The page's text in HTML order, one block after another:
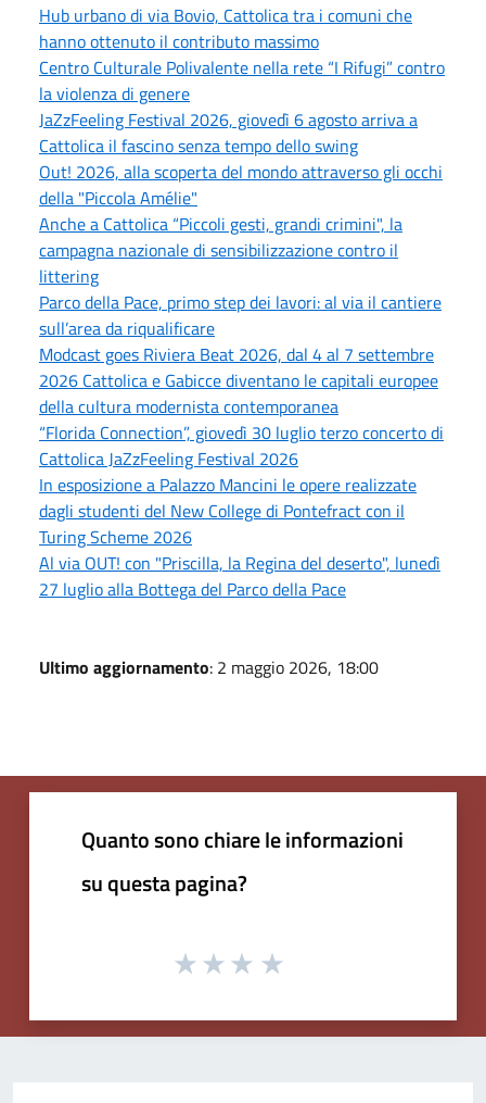
Hub urbano di via Bovio, Cattolica tra i comuni che
hanno ottenuto il contributo massimo
Centro Culturale Polivalente nella rete “I Rifugi” contro
la violenza di genere
JaZzFeeling Festival 2026, giovedì 6 agosto arriva a
Cattolica il fascino senza tempo dello swing
Out! 2026, alla scoperta del mondo attraverso gli occhi
della "Piccola Amélie"
Anche a Cattolica “Piccoli gesti, grandi crimini", la
campagna nazionale di sensibilizzazione contro il
littering
Parco della Pace, primo step dei lavori: al via il cantiere
sull’area da riqualificare
Modcast goes Riviera Beat 2026, dal 4 al 7 settembre
2026 Cattolica e Gabicce diventano le capitali europee
della cultura modernista contemporanea
“Florida Connection”, giovedì 30 luglio terzo concerto di
Cattolica JaZzFeeling Festival 2026
In esposizione a Palazzo Mancini le opere realizzate
dagli studenti del New College di Pontefract con il
Turing Scheme 2026
Al via OUT! con "Priscilla, la Regina del deserto", lunedì
27 luglio alla Bottega del Parco della Pace
Ultimo aggiornamento: 2 maggio 2026, 18:00
Quanto sono chiare le informazioni
su questa pagina?